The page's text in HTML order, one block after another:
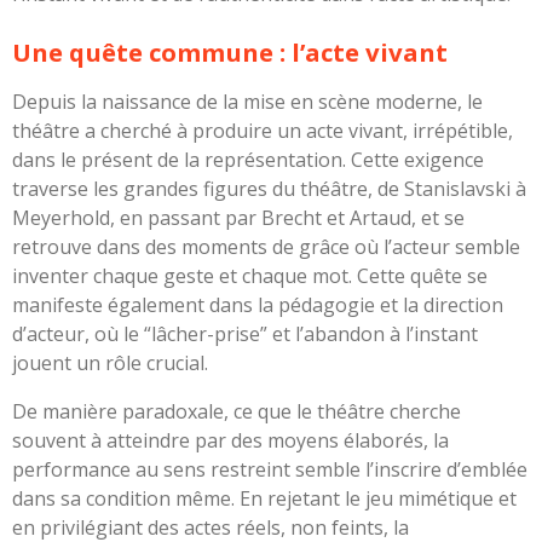
Une quête commune : l’acte vivant
Depuis la naissance de la mise en scène moderne, le
théâtre a cherché à produire un acte vivant, irrépétible,
dans le présent de la représentation. Cette exigence
traverse les grandes figures du théâtre, de Stanislavski à
Meyerhold, en passant par Brecht et Artaud, et se
retrouve dans des moments de grâce où l’acteur semble
inventer chaque geste et chaque mot. Cette quête se
manifeste également dans la pédagogie et la direction
d’acteur, où le “lâcher-prise” et l’abandon à l’instant
jouent un rôle crucial.
De manière paradoxale, ce que le théâtre cherche
souvent à atteindre par des moyens élaborés, la
performance au sens restreint semble l’inscrire d’emblée
dans sa condition même. En rejetant le jeu mimétique et
en privilégiant des actes réels, non feints, la